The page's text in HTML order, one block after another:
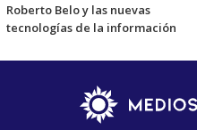
Roberto Belo y las nuevas
tecnologías de la información